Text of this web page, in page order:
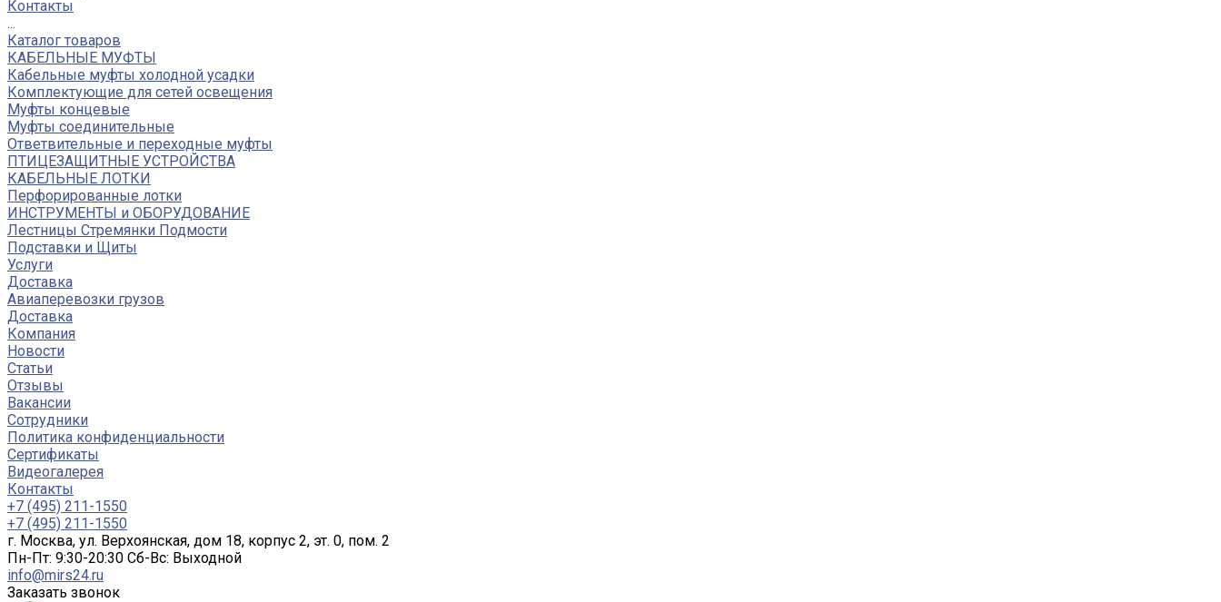
Контакты
...
Каталог товаров
КАБЕЛЬНЫЕ МУФТЫ
Кабельные муфты холодной усадки
Комплектующие для сетей освещения
Муфты концевые
Муфты соединительные
Ответвительные и переходные муфты
ПТИЦЕЗАЩИТНЫЕ УСТРОЙСТВА
КАБЕЛЬНЫЕ ЛОТКИ
Перфорированные лотки
ИНСТРУМЕНТЫ и ОБОРУДОВАНИЕ
Лестницы Стремянки Подмости
Подставки и Щиты
Услуги
Доставка
Авиаперевозки грузов
Доставка
Компания
Новости
Статьи
Отзывы
Вакансии
Сотрудники
Политика конфиденциальности
Сертификаты
Видеогалерея
Контакты
+7 (495) 211-1550
+7 (495) 211-1550
г. Москва, ул. Верхоянская, дом 18, корпус 2, эт. 0, пом. 2
Пн-Пт: 9:30-20:30 Cб-Вс: Выходной
info@mirs24.ru
Заказать звонок